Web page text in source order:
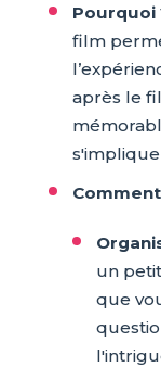
Pourquoi
film
après le
un
que